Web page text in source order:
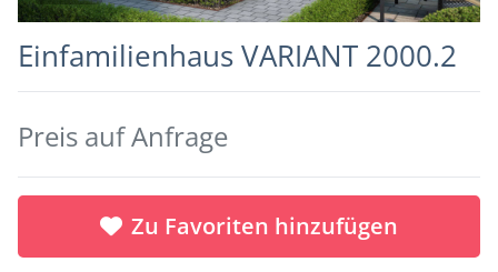
Einfamilienhaus VARIANT 2000.2
Preis auf Anfrage
Zu Favoriten hinzufügen